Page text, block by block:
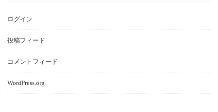
ログイン
投稿フィード
コメントフィード
WordPress.org